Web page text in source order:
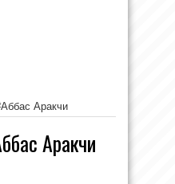
Аракчи
Аракчи